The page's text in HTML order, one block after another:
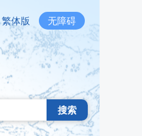
繁体版 无障碍
搜索